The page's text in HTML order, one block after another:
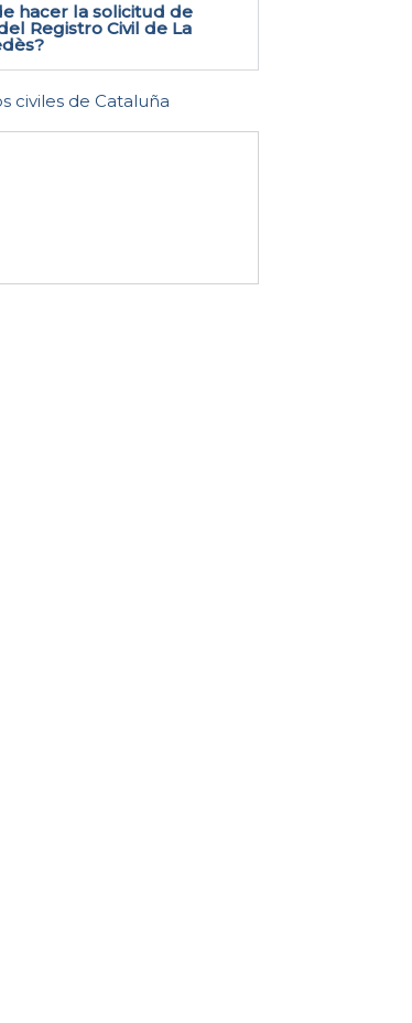
hacer la solicitud de
Registro Civil de La
civiles de Cataluña